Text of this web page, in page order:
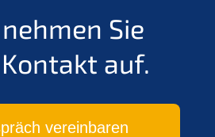
Sie
auf.
vereinbaren